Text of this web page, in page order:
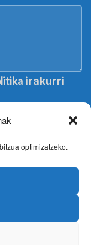
optimizatzeko.
irakurri